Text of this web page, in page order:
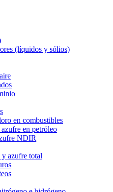
(líquidos y sólios)
en combustibles
en petróleo
NDIR
y azufre total